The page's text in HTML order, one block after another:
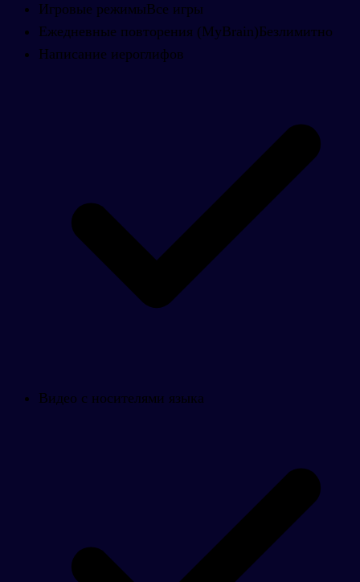
Игровые режимыВсе игры
Ежедневные повторения (MyBrain)Безлимитно
Написание иероглифов
Видео с носителями языка